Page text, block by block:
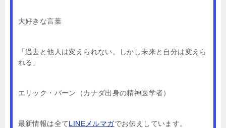
大好きな言葉
「過去と他人は変えられない。しかし未来と自分は変えら
れる」
エリック・バーン（カナダ出身の精神医学者）
最新情報は全てLINEメルマガでお伝えしています。